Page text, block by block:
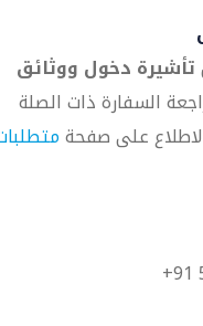
تأشيرة دخول ووثائق
السفارة ذات الصلة
على صفحة